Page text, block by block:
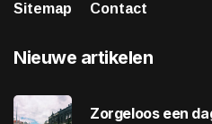
Sitemap
Contact
Nieuwe artikelen
Zorgeloos een